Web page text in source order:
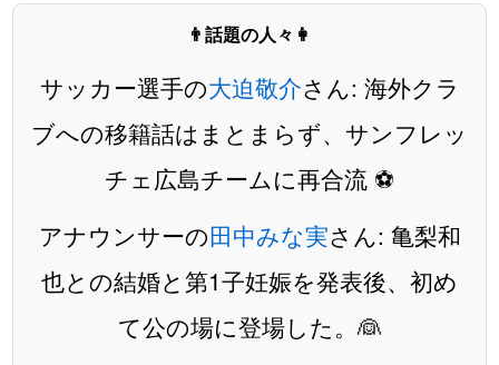
👨話題の人々👩
サッカー選手の大迫敬介さん: 海外クラ
ブへの移籍話はまとまらず、サンフレッ
チェ広島チームに再合流 ⚽️
アナウンサーの田中みな実さん: 亀梨和
也との結婚と第1子妊娠を発表後、初め
て公の場に登場した。👰